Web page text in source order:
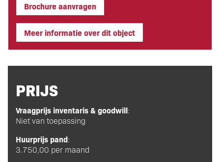
Brochure aanvragen
Meer informatie over dit object
PRIJS
Vraagprijs inventaris & goodwill:
Niet van toepassing
Huurprijs pand:
3.750,00 per maand